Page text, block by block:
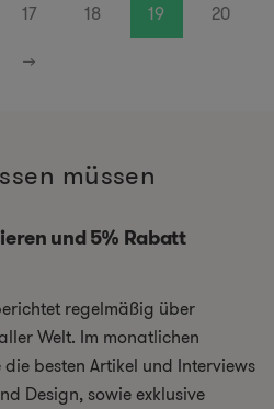
17 18 19
20
→
müssen
und 5% Rabatt
regelmäßig über
Welt. Im monatlichen
besten Artikel und Interviews
Design, sowie exklusive